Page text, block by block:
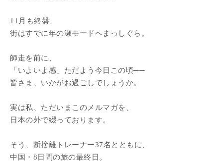
11月も終盤、
街はすでに年の瀬モードへまっしぐら。
師走を前に、
「いよいよ感」ただよう今日この頃──
皆さま、いかがお過ごしでしょうか。
実は私、ただいまこのメルマガを、
日本の外で綴っております。
そう、断捨離トレーナー37名とともに、
中国・8日間の旅の最終日。